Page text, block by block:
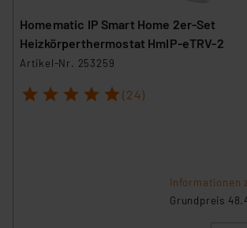
Homematic IP Smart Home 2er-Set
Heizkörperthermostat HmIP-eTRV-2
Artikel-Nr. 253259
1 2 3 4 5 (24)
Informationen
Grundpreis